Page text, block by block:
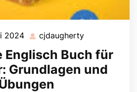
2024 23
Juli
2024
cjdaugherty
Englisch Buch für
Grundlagen und